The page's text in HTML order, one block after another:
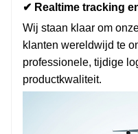
✔ Realtime tracking
Wij staan klaar om
klanten wereldwijd te
professionele, tijdige
productkwaliteit.